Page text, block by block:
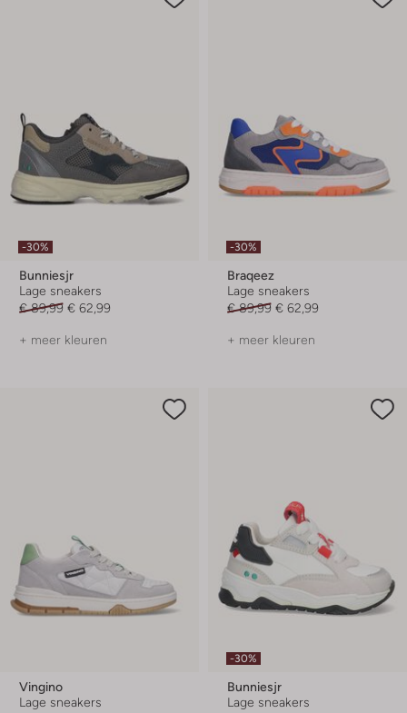
-30%
Bunniesjr
Lage sneakers
€ 89,99 € 62,99
+ meer kleuren
-30%
Braqeez
Lage sneakers
€ 89,99 € 62,99
+ meer kleuren
Vingino
Lage sneakers
-30%
Bunniesjr
Lage sneakers